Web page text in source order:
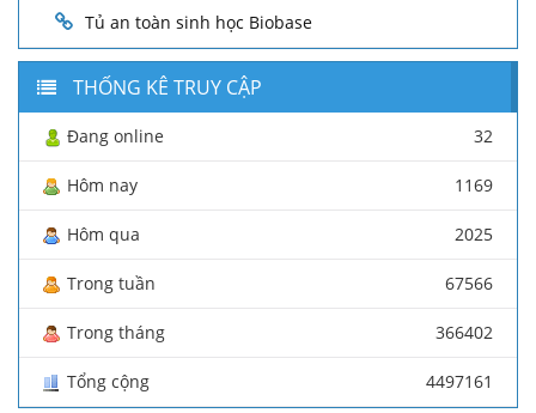
Tủ an toàn sinh học Biobase
THỐNG KÊ TRUY CẬP
Đang online 32
Hôm nay 1169
Hôm qua 2025
Trong tuần 67566
Trong tháng 366402
Tổng cộng 4497161